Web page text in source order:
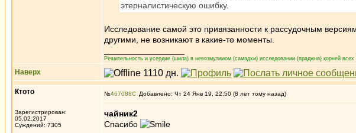
этерналистическую ошибку.
Исследование самой это привязанности к рассудочным
другими, не возникают в какие-то моменты.
Решительность и усердие (шила) в невозмутимом (самадхи) исследовании (праджня) корней всех
Наверх
Ктото
Зарегистрирован:
05.02.2017
Суждений: 7305
№467088 Добавлено: Чт 24 Янв 19, 22:50 (8 лет тому назад)
чайник2
Спасибо